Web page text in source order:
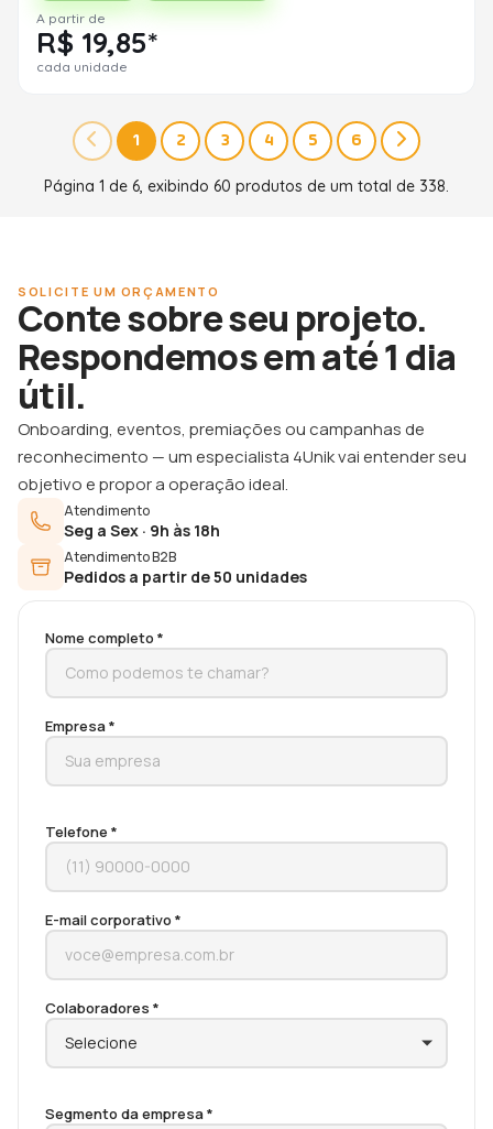
A partir de
R$ 19,85*
cada unidade
1 2 3 4 5 6
Página 1 de 6, exibindo 60 produtos de um total de 338.
SOLICITE UM ORÇAMENTO
Conte sobre seu projeto.
Respondemos em até 1 dia
útil.
Onboarding, eventos, premiações ou campanhas de
reconhecimento — um especialista 4Unik vai entender seu
objetivo e propor a operação ideal.
Atendimento
Seg a Sex · 9h às 18h
Atendimento B2B
Pedidos a partir de 50 unidades
Nome completo *
Empresa *
Telefone *
E-mail corporativo *
Colaboradores *
Segmento da empresa *